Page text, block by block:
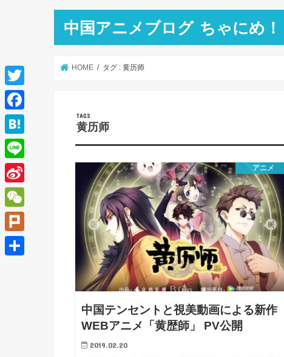
中国アニメブログ ちゃにめ！
HOME タグ : 黄历师
黄历师
アニメ
中国テンセントと視美動画による新作
WEBアニメ「黄歴師」 PV公開
2019.02.20
T
w
i
t
e
r
F
a
c
e
b
o
o
k
H
a
t
e
a
L
i
n
e
S
i
n
a
W
e
C
P